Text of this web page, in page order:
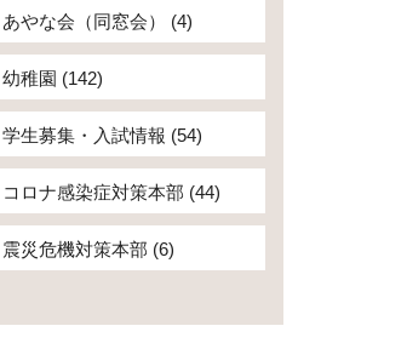
あやな会（同窓会） (4)
幼稚園 (142)
学生募集・入試情報 (54)
コロナ感染症対策本部 (44)
震災危機対策本部 (6)